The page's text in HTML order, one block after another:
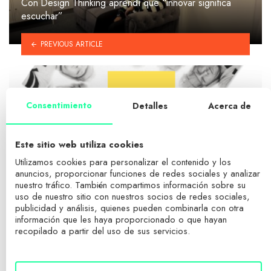
escuchar”
PREVIOUS ARTICLE
¿Merece la pena hacer un MBA en 2026? ¿Para qué
sirve?
NEXT ARTICLE
Consentimiento Detalles Acerca de
Este sitio web utiliza cookies
Utilizamos cookies para personalizar el contenido y los
anuncios, proporcionar funciones de redes sociales y analizar
nuestro tráfico. También compartimos información sobre su
uso de nuestro sitio con nuestros socios de redes sociales,
publicidad y análisis, quienes pueden combinarla con otra
información que les haya proporcionado o que hayan
recopilado a partir del uso de sus servicios.